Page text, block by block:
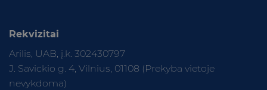
Rekvizitai
Arilis, UAB, į.k. 302430797
J. Savickio g. 4, Vilnius, 01108 (Prekyba vietoje
nevykdoma)